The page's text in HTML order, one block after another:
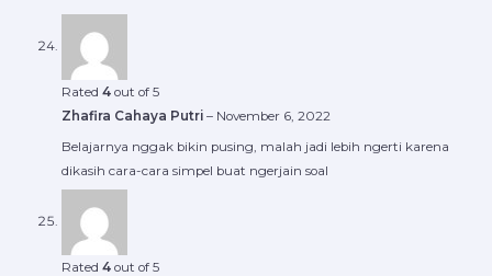
Rated 4out of 5
Zhafira Cahaya Putri – November 6, 2022
Belajarnya nggak bikin pusing, malah jadi lebih ngerti karena
dikasih cara-cara simpel buat ngerjain soal
Rated 4out of 5